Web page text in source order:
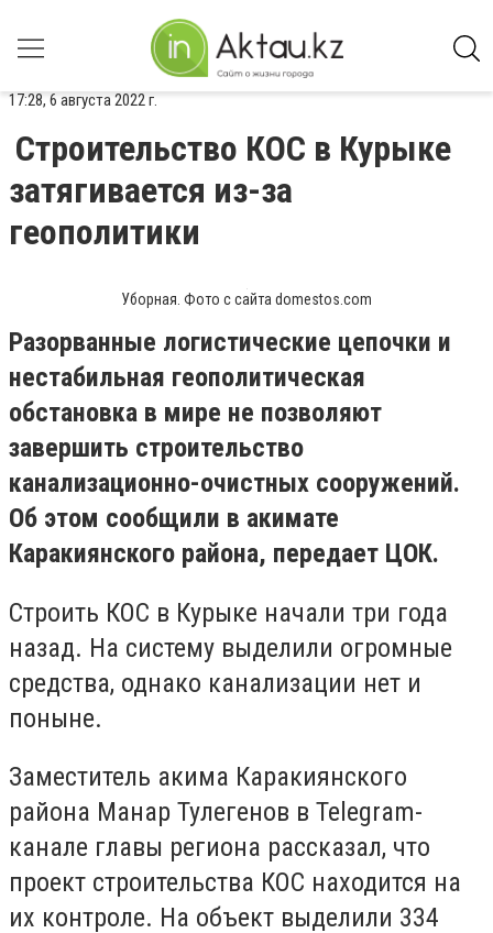
17:28, 6 августа 2022 г.
Строительство КОС в Курыке
затягивается из-за
геополитики
Уборная. Фото с сайта domestos.com
Разорванные логистические цепочки и
нестабильная геополитическая
обстановка в мире не позволяют
завершить строительство
канализационно-очистных сооружений.
Об этом сообщили в акимате
Каракиянского района, передает ЦОК.
Строить КОС в Курыке начали три года
назад. На систему выделили огромные
средства, однако канализации нет и
поныне.
Заместитель акима Каракиянского
района Манар Тулегенов в Telegram-
канале главы региона рассказал, что
проект строительства КОС находится на
их контроле. На объект выделили 334